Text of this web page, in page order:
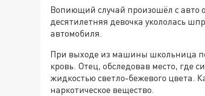
Вопиющий случай произошёл с авто
десятилетняя девочка укололась
автомобиля.
При выходе из машины школьница
кровь. Отец, обследовав место, где
жидкостью светло-бежевого цвета.
наркотическое вещество.